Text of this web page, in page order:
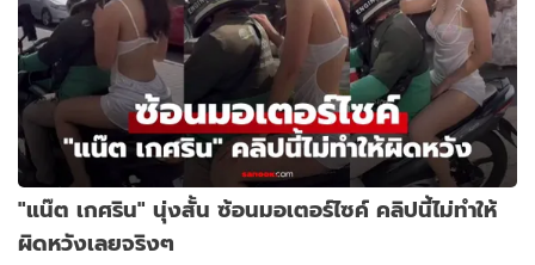
"แน๊ต เกศริน" นุ่งสั้น ซ้อนมอเตอร์ไซค์ คลิปนี้ไม่ทำให้
ผิดหวังเลยจริงๆ